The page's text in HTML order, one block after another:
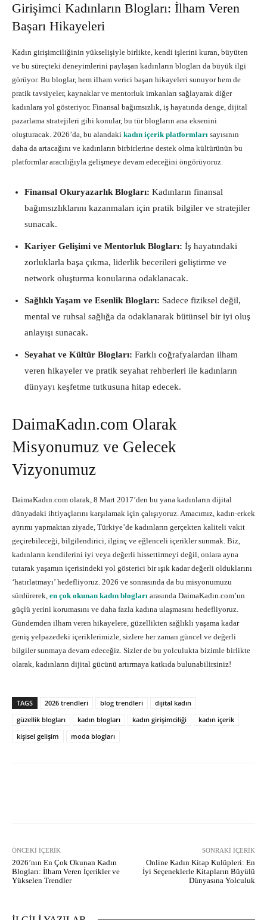
Girişimci Kadınların Blogları: İlham Veren
Başarı Hikayeleri
Kadın girişimciliğinin yükselişiyle birlikte, kendi işlerini kuran, büyüten
ve bu süreçteki deneyimlerini paylaşan kadınların blogları da büyük ilgi
görüyor. Bu bloglar, hem ilham verici başarı hikayeleri sunuyor hem de
pratik tavsiyeler, kaynaklar ve mentorluk imkanları sağlayarak diğer
kadınlara yol gösteriyor. Finansal bağımsızlık, iş hayatında denge, dijital
pazarlama stratejileri gibi konular, bu tür blogların ana eksenini
oluşturacak. 2026’da, bu alandaki kadın içerik platformları sayısının
daha da artacağını ve kadınların birbirlerine destek olma kültürünün bu
platformlar aracılığıyla gelişmeye devam edeceğini öngörüyoruz.
Finansal Okuryazarlık Blogları: Kadınların finansal
bağımsızlıklarını kazanmaları için pratik bilgiler ve stratejiler
sunacak.
Kariyer Gelişimi ve Mentorluk Blogları: İş hayatındaki
zorluklarla başa çıkma, liderlik becerileri geliştirme ve
network oluşturma konularına odaklanacak.
Sağlıklı Yaşam ve Esenlik Blogları: Sadece fiziksel değil,
mental ve ruhsal sağlığa da odaklanarak bütünsel bir iyi oluş
anlayışı sunacak.
Seyahat ve Kültür Blogları: Farklı coğrafyalardan ilham
veren hikayeler ve pratik seyahat rehberleri ile kadınların
dünyayı keşfetme tutkusuna hitap edecek.
DaimaKadın.com Olarak
Misyonumuz ve Gelecek
Vizyonumuz
DaimaKadın.com olarak, 8 Mart 2017’den bu yana kadınların dijital
dünyadaki ihtiyaçlarını karşılamak için çalışıyoruz. Amacımız, kadın-erkek
ayrımı yapmaktan ziyade, Türkiye’de kadınların gerçekten kaliteli vakit
geçirebileceği, bilgilendirici, ilginç ve eğlenceli içerikler sunmak. Biz,
kadınların kendilerini iyi veya değerli hissettirmeyi değil, onlara ayna
tutarak yaşamın içerisindeki yol gösterici bir ışık kadar değerli olduklarını
‘hatırlatmayı’ hedefliyoruz. 2026 ve sonrasında da bu misyonumuzu
sürdürerek, en çok okunan kadın blogları arasında DaimaKadın.com’un
güçlü yerini korumasını ve daha fazla kadına ulaşmasını hedefliyoruz.
Gündemden ilham veren hikayelere, güzellikten sağlıklı yaşama kadar
geniş yelpazedeki içeriklerimizle, sizlere her zaman güncel ve değerli
bilgiler sunmaya devam edeceğiz. Sizler de bu yolculukta bizimle birlikte
olarak, kadınların dijital gücünü artırmaya katkıda bulunabilirsiniz!
TAGS 2026 trendleri blog trendleri
dijital kadın
güzellik blogları
kadın blogları kadın girişimciliği
kadın içerik
kişisel gelişim
moda blogları
ÖNCEKI İÇERIK
2026’nın En Çok Okunan Kadın
Blogları: İlham Veren İçerikler ve
Yükselen Trendler
SONRAKI İÇERIK
Online Kadın Kitap Kulüpleri: En
İyi Seçeneklerle Kitapların Büyülü
Dünyasına Yolculuk